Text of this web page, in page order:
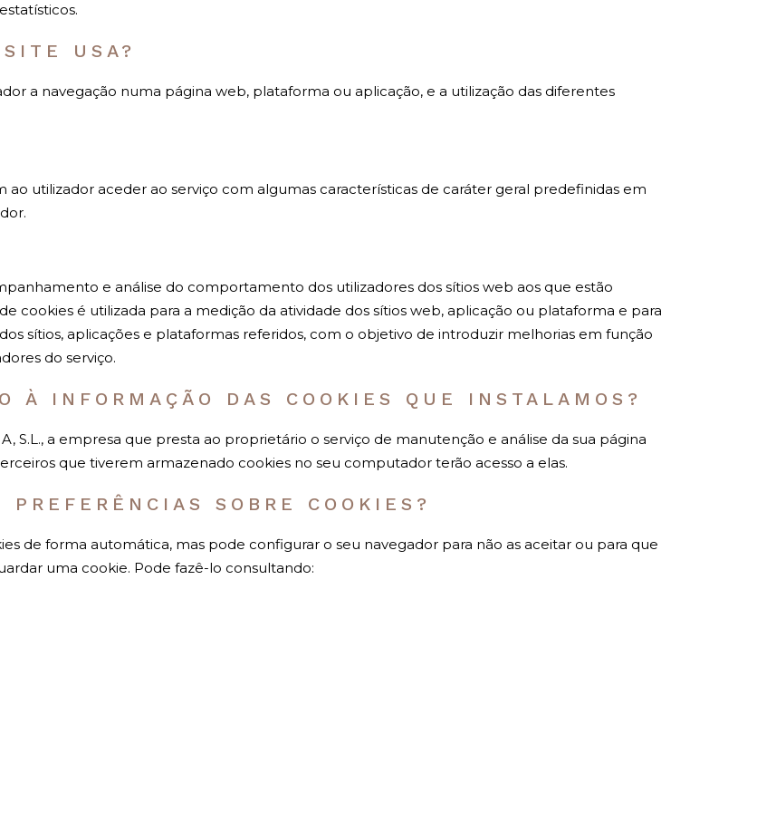
USA?
a navegação numa página web, plataforma ou aplicação, e a utilização das diferentes
utilizador aceder ao serviço com algumas características de caráter geral predefinidas em
e análise do comportamento dos utilizadores dos sítios web aos que estão
cookies é utilizada para a medição da atividade dos sítios web, aplicação ou plataforma e para
sítios, aplicações e plataformas referidos, com o objetivo de introduzir melhorias em função
do serviço.
À INFORMAÇÃO DAS COOKIES QUE INSTALAMOS?
S.L., a empresa que presta ao proprietário o serviço de manutenção e análise da sua página
que tiverem armazenado cookies no seu computador terão acesso a elas.
SOBRE COOKIES?
de forma automática, mas pode configurar o seu navegador para não as aceitar ou para que
uma cookie. Pode fazê-lo consultando: